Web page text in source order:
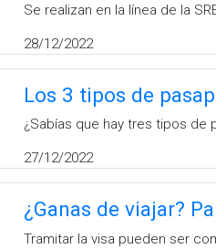
Se realizan en la línea de la
28/12/2022
Los 3 tipos de
¿Sabías que hay tres tipos de
27/12/2022
¿Ganas de viajar?
Tramitar la visa pueden ser